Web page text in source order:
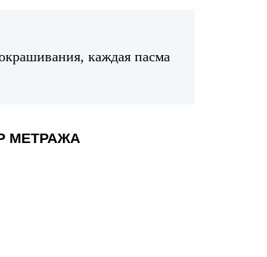
каждая пасма
МЕТРАЖА